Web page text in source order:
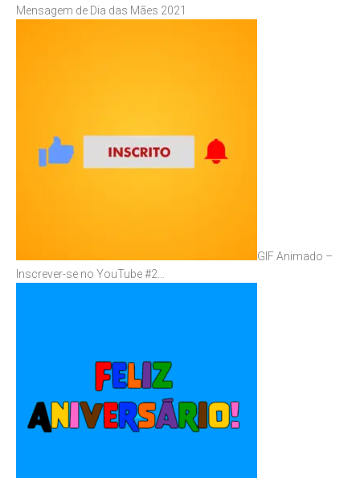
Mensagem de Dia das Mães 2021
GIF Animado –
Inscrever-se no YouTube #2…